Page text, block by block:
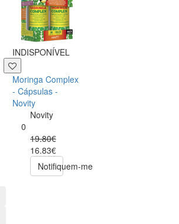
INDISPONÍVEL
Moringa Complex
- Cápsulas -
Novity
Novity
0
19.80€
16.83€
Notifiquem-me